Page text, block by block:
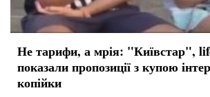
Не тарифи, а мрія: "Київстар",
показали пропозиції з купою
копійки